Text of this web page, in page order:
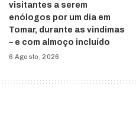
visitantes a serem
enólogos por um dia em
Tomar, durante as vindimas
– e com almoço incluído
6 Agosto, 2026